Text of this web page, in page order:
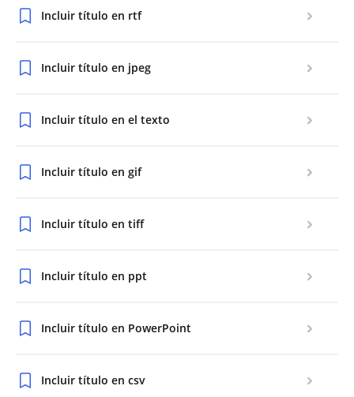
Incluir título en rtf
Incluir título en jpeg
Incluir título en el texto
Incluir título en gif
Incluir título en tiff
Incluir título en ppt
Incluir título en PowerPoint
Incluir título en csv